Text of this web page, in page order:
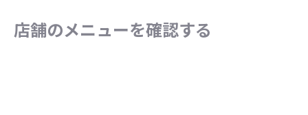
店舗のメニューを確認する